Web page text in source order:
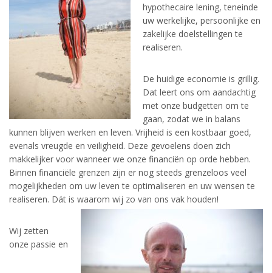
hypothecaire lening, teneinde
uw werkelijke, persoonlijke en
zakelijke doelstellingen te
realiseren.
De huidige economie is grillig.
Dat leert ons om aandachtig
met onze budgetten om te
gaan, zodat we in balans
kunnen blijven werken en leven. Vrijheid is een kostbaar goed,
evenals vreugde en veiligheid. Deze gevoelens doen zich
makkelijker voor wanneer we onze financiën op orde hebben.
Binnen financiële grenzen zijn er nog steeds grenzeloos veel
mogelijkheden om uw leven te optimaliseren en uw wensen te
realiseren. Dát is waarom wij zo van ons vak houden!
Wij zetten
onze passie en